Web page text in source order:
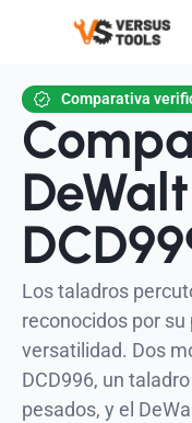
Comparativa
Los taladros
reconocidos por
versatilidad. Dos
DCD996, un
pesados, y el